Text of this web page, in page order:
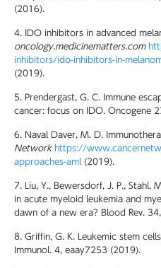
(2016).
4. IDO inhibitors in advanced
oncology.medicinematters.com
inhibitors/ido-inhibitors-in-
(2019).
5. Prendergast, G. C. Immune
cancer: focus on IDO. Oncogene
6. Naval Daver, M. D.
Network https://
approaches-aml
(2019).
7. Liu, Y., Bewersdorf, J. P., Stahl,
in acute myeloid leukemia and
dawn of a new era? Blood Rev.
8. Griffin, G. K. Leukemic stem
Immunol. 4, eaay7253 (2019).